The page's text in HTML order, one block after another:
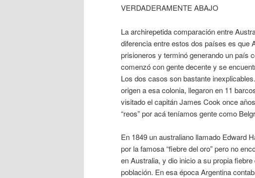
VERDADERAMENTE ABAJO
La archirepetida comparación entre
diferencia entre estos dos países es que
prisioneros y terminó generando un país
comenzó con gente decente y se
Los dos casos son bastante
origen a esa colonia, llegaron en 11
visitado el capitán James Cook once
“reos” por acá teníamos gente como
En 1849 un australiano llamado Edward
por la famosa “fiebre del oro” pero no
en Australia, y dio inicio a su propia
población. En esa época Argentina